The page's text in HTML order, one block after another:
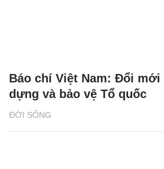
ĐỜI SỐNG
Báo chí Việt Nam: Đổi
dựng và bảo vệ Tổ quốc